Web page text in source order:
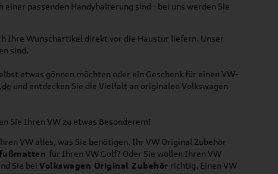
passenden Handyhalterung sind - bei uns werden Sie
Ihre Wunschartikel direkt vor die Haustür liefern. Unser
sind.
etwas gönnen möchten oder ein Geschenk für einen VW-
und entdecken Sie die Vielfalt an originalen Volkswagen
Sie Ihren VW zu etwas Besonderem!
VW alles, was Sie benötigen. Ihr VW Original Zubehör
für Ihren VW Golf? Oder Sie wollen Ihren VW
Sie bei Volkswagen Original Zubehör richtig. Einen VW